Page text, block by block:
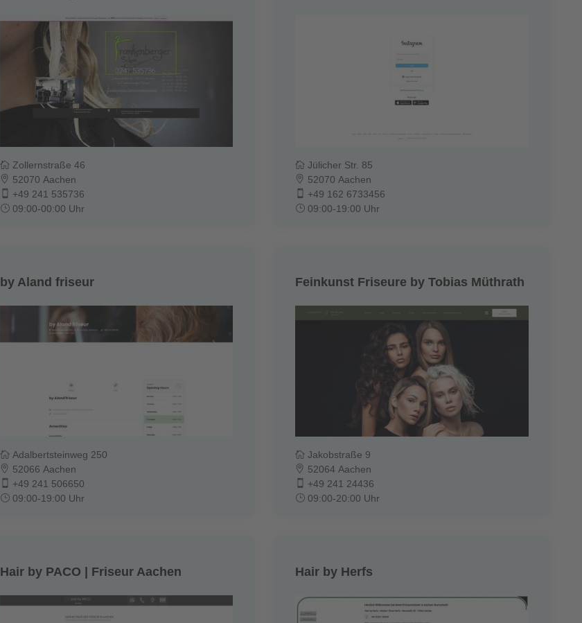
Zollernstraße 46
52070 Aachen
+49 241 535736
09:00-00:00 Uhr
Jülicher Str. 85
52070 Aachen
+49 162 6733456
09:00-19:00 Uhr
by Aland friseur
Adalbertsteinweg 250
52066 Aachen
+49 241 506650
09:00-19:00 Uhr
Feinkunst Friseure by Tobias Müthrath
Jakobstraße 9
52064 Aachen
+49 241 24436
09:00-20:00 Uhr
Hair by PACO | Friseur Aachen Hair by Herfs